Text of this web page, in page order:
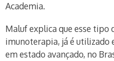
Academia.
Maluf explica que esse tipo
imunoterapia, já é utilizado
em estado avançado, no